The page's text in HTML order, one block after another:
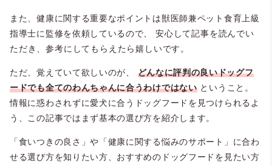
また、健康に関する重要なポイントは獣医師兼ペット食育上級
指導士に監修を依頼しているので、 安心して記事を読んでい
ただき、参考にしてもらえたら嬉しいです。
ただ、覚えていて欲しいのが、 どんなに評判の良いドッグフ
ードでも全てのわんちゃんに合うわけではないということ。
情報に惑わされずに愛犬に合うドッグフードを見つけられるよ
う、この記事ではまず基本の選び方を紹介します。
「食いつきの良さ」や「健康に関する悩みのサポート」に合わ
せる選び方を知りたい方、おすすめのドッグフードを見たい方